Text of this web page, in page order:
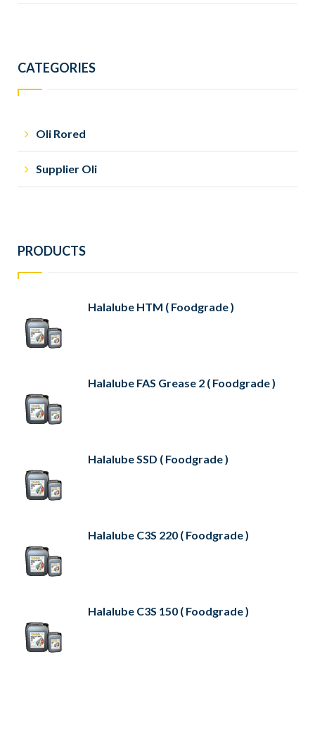
CATEGORIES
Oli Rored
Supplier Oli
PRODUCTS
Halalube HTM ( Foodgrade )
Halalube FAS Grease 2 ( Foodgrade )
Halalube SSD ( Foodgrade )
Halalube C3S 220 ( Foodgrade )
Halalube C3S 150 ( Foodgrade )